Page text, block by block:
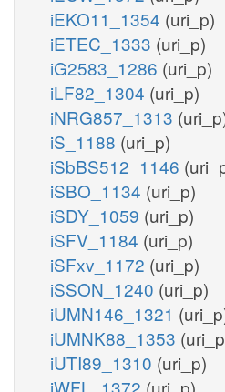
iEKO11_1354 (uri_p)
iETEC_1333 (uri_p)
iG2583_1286 (uri_p)
iLF82_1304 (uri_p)
iNRG857_1313
iS_1188 (uri_p)
iSbBS512_1146
iSBO_1134 (uri_p)
iSDY_1059 (uri_p)
iSFV_1184 (uri_p)
iSFxv_1172 (uri_p)
iSSON_1240 (uri_p)
iUMN146_1321
iUMNK88_1353
iUTI89_1310 (uri_p)
iWFL_1372 (uri_p)